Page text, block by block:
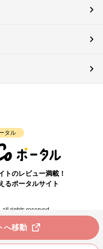
へ移動
タル
トのレビュー満載！
るポータルサイト
rights reserved.